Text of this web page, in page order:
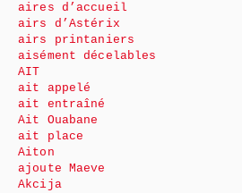
aires d’accueil
airs d’Astérix
airs printaniers
aisément décelables
AIT
ait appelé
ait entraîné
Ait Ouabane
ait place
Aiton
ajoute Maeve
Akcija